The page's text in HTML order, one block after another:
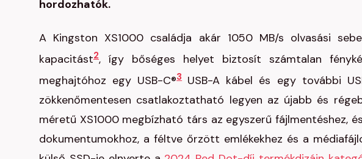
hordozhatók.
A Kingston XS1000 családja akár 1050 MB/s olvasási
kapacitást2, így bőséges helyet biztosít számtalan
meghajtóhoz egy USB-C®3 USB-A kábel és egy további
zökkenőmentesen csatlakoztatható legyen az újabb és
méretű XS1000 megbízható társ az egyszerű fájlmentéshez,
dokumentumokhoz, a féltve őrzött emlékekhez és a